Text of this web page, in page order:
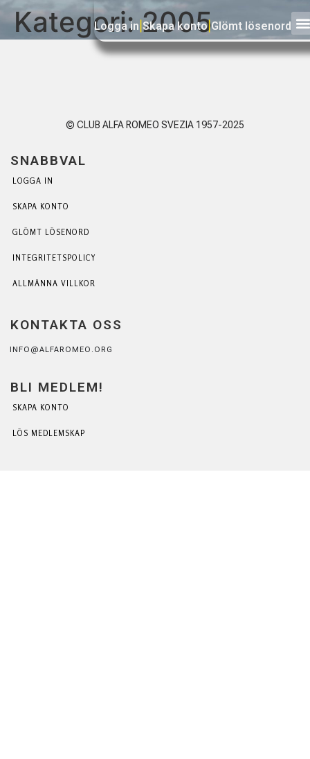
Logga in Skapa konto|Glömt lösenord
Kategori:2005
© CLUB ALFA ROMEO SVEZIA 1957-2025
SNABBVAL
LOGGA IN
SKAPA KONTO
GLÖMT LÖSENORD
INTEGRITETSPOLICY
ALLMÄNNA VILLKOR
KONTAKTA OSS
INFO@ALFAROMEO.ORG
BLI MEDLEM!
SKAPA KONTO
LÖS MEDLEMSKAP